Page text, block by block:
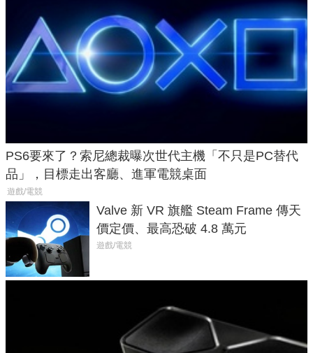
PS6要來了？索尼總裁曝次世代主機「不只是PC替代
品」，目標走出客廳、進軍電競桌面
遊戲/電競
Valve 新 VR 旗艦 Steam Frame 傳天
價定價、最高恐破 4.8 萬元
遊戲/電競